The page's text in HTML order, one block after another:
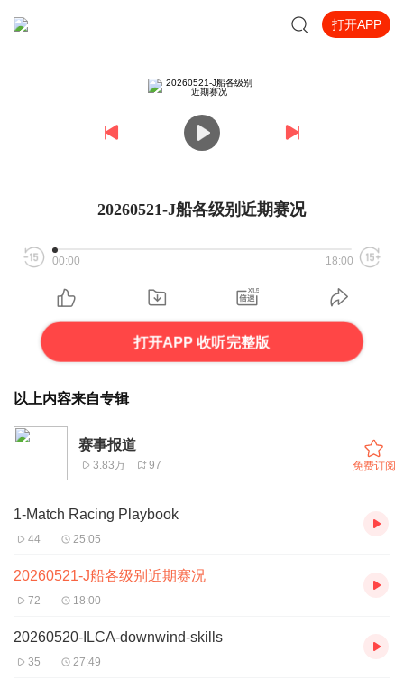
打开APP
20260521-J船各级别近期赛况
00:00 18:00
打开APP 收听完整版
以上内容来自专辑
赛事报道
3.83万 97 免费订阅
1-Match Racing Playbook
44 25:05
20260521-J船各级别近期赛况
72 18:00
20260520-ILCA-downwind-skills
35 27:49